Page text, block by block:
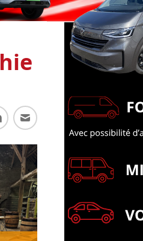
sur Twittersur LinkedIn
Partager par E-mail